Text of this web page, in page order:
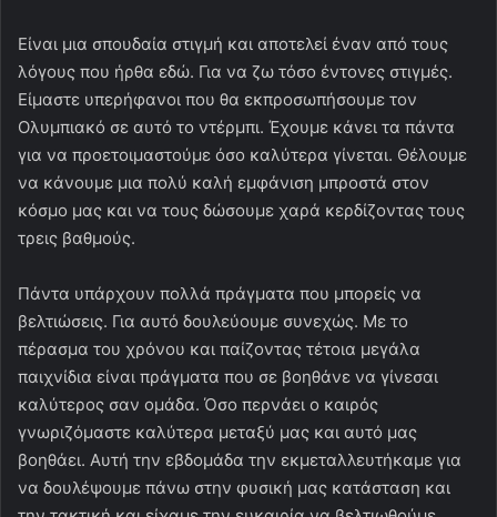
Είναι μια σπουδαία στιγμή και αποτελεί έναν από τους
λόγους που ήρθα εδώ. Για να ζω τόσο έντονες στιγμές.
Είμαστε υπερήφανοι που θα εκπροσωπήσουμε τον
Ολυμπιακό σε αυτό το ντέρμπι. Έχουμε κάνει τα πάντα
για να προετοιμαστούμε όσο καλύτερα γίνεται. Θέλουμε
να κάνουμε μια πολύ καλή εμφάνιση μπροστά στον
κόσμο μας και να τους δώσουμε χαρά κερδίζοντας τους
τρεις βαθμούς.
Πάντα υπάρχουν πολλά πράγματα που μπορείς να
βελτιώσεις. Για αυτό δουλεύουμε συνεχώς. Με το
πέρασμα του χρόνου και παίζοντας τέτοια μεγάλα
παιχνίδια είναι πράγματα που σε βοηθάνε να γίνεσαι
καλύτερος σαν ομάδα. Όσο περνάει ο καιρός
γνωριζόμαστε καλύτερα μεταξύ μας και αυτό μας
βοηθάει. Αυτή την εβδομάδα την εκμεταλλευτήκαμε για
να δουλέψουμε πάνω στην φυσική μας κατάσταση και